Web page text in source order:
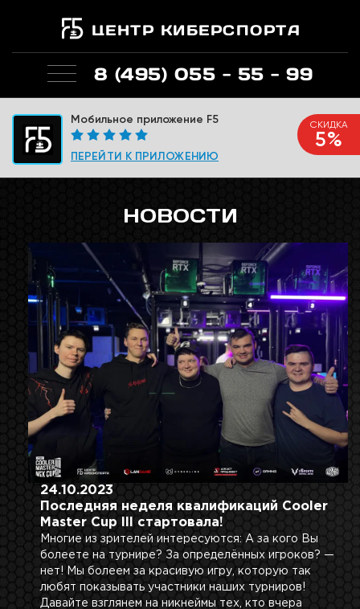
ЦЕНТР КИБЕРСПОРТА
8 (495) 055 - 55 - 99
Мобильное приложение F5
ПЕРЕЙТИ К ПРИЛОЖЕНИЮ
СКИДКА
5%
НОВОСТИ
24.10.2023
Последняя неделя квалификаций Cooler
Master Cup III стартовала!
Многие из зрителей интересуются: А за кого Вы
болеете на турнире? За определённых игроков? —
нет! Мы болеем за красивую игру, которую так
любят показывать участники наших турниров!
Давайте взглянем на никнеймы тех, кто вчера